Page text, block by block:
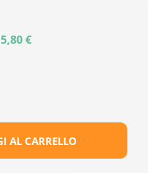
€
AL CARRELLO